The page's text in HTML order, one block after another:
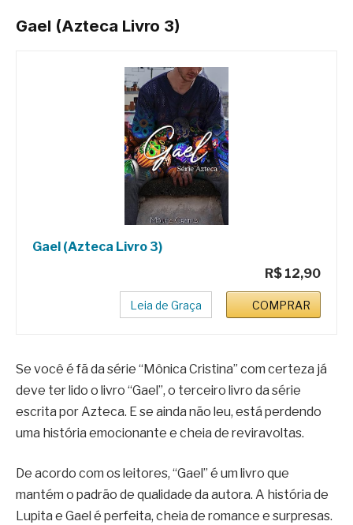
Gael (Azteca Livro 3)
Gael (Azteca Livro 3)
R$ 12,90
Leia de Graça COMPRAR
Se você é fã da série “Mônica Cristina” com certeza já
deve ter lido o livro “Gael”, o terceiro livro da série
escrita por Azteca. E se ainda não leu, está perdendo
uma história emocionante e cheia de reviravoltas.
De acordo com os leitores, “Gael” é um livro que
mantém o padrão de qualidade da autora. A história de
Lupita e Gael é perfeita, cheia de romance e surpresas.